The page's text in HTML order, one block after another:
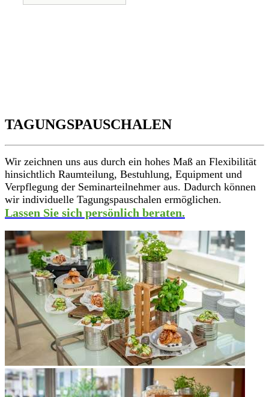
TAGUNGSPAUSCHALEN
Wir zeichnen uns aus durch ein hohes Maß an Flexibilität
hinsichtlich Raumteilung, Bestuhlung, Equipment und
Verpflegung der Seminarteilnehmer aus. Dadurch können
wir individuelle Tagungspauschalen ermöglichen.
Lassen Sie sich persönlich beraten.